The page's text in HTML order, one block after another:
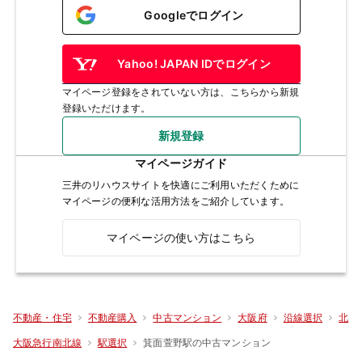
Googleでログイン
Yahoo! JAPAN IDでログイン
マイページ登録をされていない方は、こちらから新規
登録いただけます。
新規登録
マイページガイド
三井のリハウスサイトを快適にご利用いただくために
マイページの便利な活用方法をご紹介しています。
マイページの使い方はこちら
不動産・住宅 不動産購入 中古マンション 大阪府 沿線選択 北
大阪急行南北線 駅選択 箕面萱野駅の中古マンション